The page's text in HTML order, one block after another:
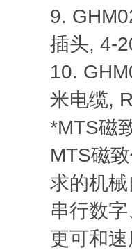
9.
插头, 4-
10.
米电缆,
*MTS磁
MTS磁
求的机
串行数
更可和